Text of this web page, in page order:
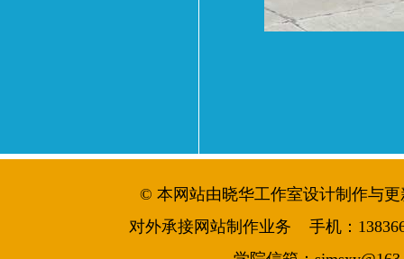
© 本网站由晓华工作室设计制作与更
对外承接网站制作业务 手机：